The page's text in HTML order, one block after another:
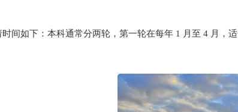
间如下：本科通常分两轮，第一轮在每年 1 月至 4 月，